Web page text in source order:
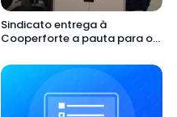
Sindicato entrega à
Cooperforte a pauta para o